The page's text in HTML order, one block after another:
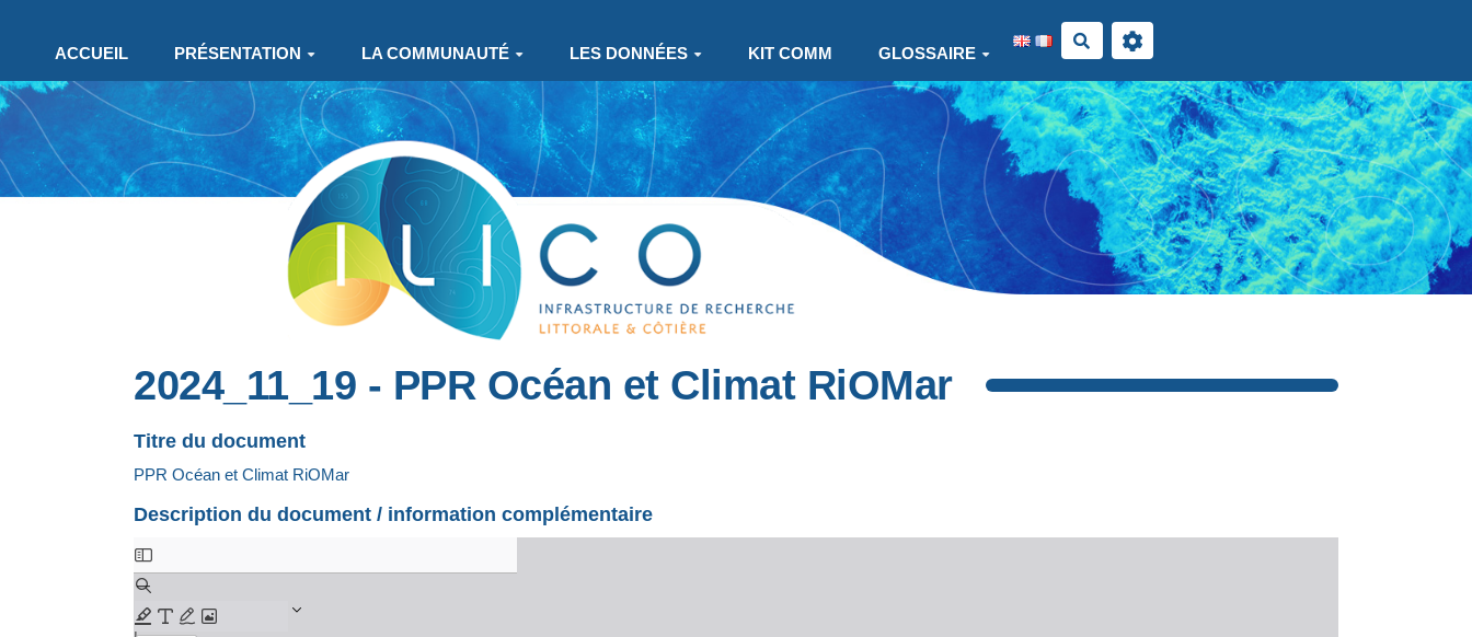
ACCUEIL
PRÉSENTATION LA COMMUNAUTÉ LES DONNÉES KIT COMM GLOSSAIRE
Rechercher
2024_11_19 - PPR Océan et Climat RiOMar
Titre du document
PPR Océan et Climat RiOMar
Description du document / information complémentaire